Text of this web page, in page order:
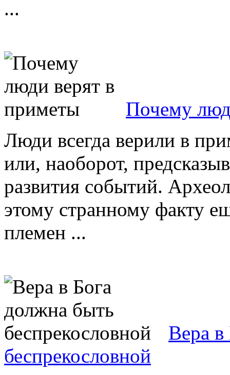
...
Почему
Люди всегда верили в
или, наоборот,
развития событий.
этому странному факту
племен ...
Вера
беспрекословной